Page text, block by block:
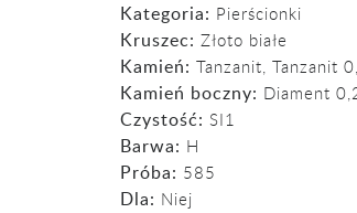
Kategoria: Pierścionki
Kruszec: Złoto białe
Kamień: Tanzanit, Tanzanit
Kamień boczny: Diament
Czystość: SI1
Barwa: H
Próba: 585
Dla: Niej